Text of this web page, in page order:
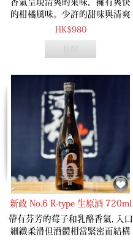
的柑橘風味。少許的甜味與清爽
的酸度恰到好處。
HK$980
新政 No.6 R-type 生原酒 720ml
帶有芬芳的莓子和乳酪香氣, 入口
細緻柔滑但酒體相當緊密而結構